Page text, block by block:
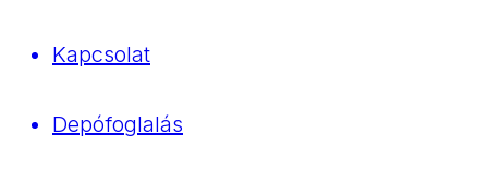
Kapcsolat
Depófoglalás